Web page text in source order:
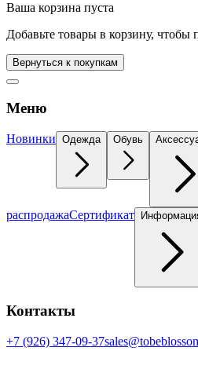
Ваша корзина пуста
Добавьте товары в корзину,
Вернуться к покупкам
Меню
Новинки Одежда Обувь
распродажаСертификат
Контакты
+7 (926) 347-09-37